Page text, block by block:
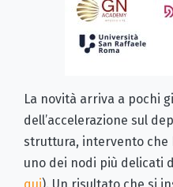
La novità arriva a pochi
dell’accelerazione sul
struttura, intervento che
uno dei nodi più delicati
qui). Un risultato che si